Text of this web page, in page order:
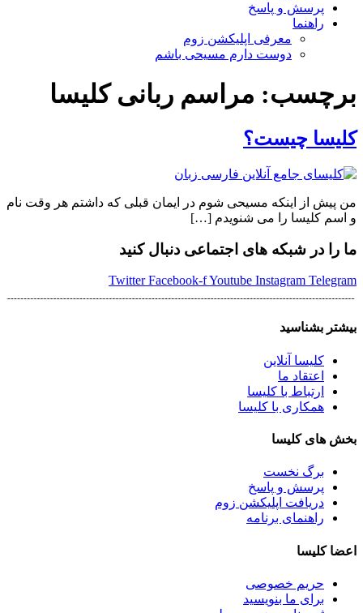
پرسش و پاسخ
راهنما
معرفی اپلیکشن زوم
دوست دارم مسیحی باشم
برچسب: مراسم ربانی کلیسا
کلیسا چیست؟
من پیش از اینکه مسیحی شوم در ایمان قبلی که داشتم هر وقت نام
و اسم کلیسا را می شنویدم […]
ما را در شبکه های اجتماعی دنبال کنید
Twitter Facebook-fYoutube Instagram Telegram
بیشتر بشناسید
کلیسا آنلاین
اعتقاد ما
ارتباط با کلیسا
همکاری با کلیسا
بخش های کلیسا
برگ نخست
پرسش و پاسخ
دریافت اپلیکشن زوم
راهنمای برنامه
اعضا کلیسا
حریم خصوصی
برای ما بنویسید